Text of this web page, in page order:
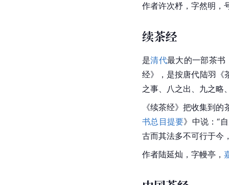
作者许次杼，字然明，
续茶经
是清代最大的一部茶书
经》，是按唐代陆羽
之事、八之出、九之略
《续茶经》把收集到
书总目提要》中说：“
古而其法多不可行于今
作者陆延灿，字幔亭，